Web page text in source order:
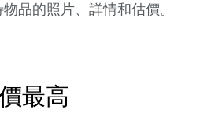
品的照片、詳情和估價。
最高